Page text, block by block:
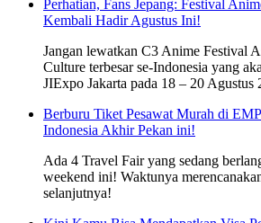
Perhatian, Fans Jepang: Festival
Kembali Hadir Agustus Ini!
Jangan lewatkan C3 Anime Festival
Culture terbesar se-Indonesia yang
JIExpo Jakarta pada 18 – 20 Agustus
Berburu Tiket Pesawat Murah di
Indonesia Akhir Pekan ini!
Ada 4 Travel Fair yang sedang
weekend ini! Waktunya
selanjutnya!